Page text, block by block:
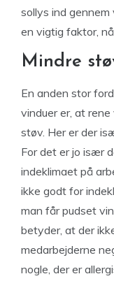
sollys ind gennem
en vigtig faktor,
Mindre
En anden stor
vinduer er, at
støv. Her er der
For det er jo især
indeklimaet på
ikke godt for
man får pudset
betyder, at der
medarbejderne
nogle, der er